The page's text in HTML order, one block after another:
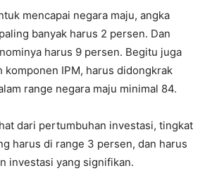
mencapai negara maju, angka
banyak harus 2 persen. Dan
harus 9 persen. Begitu juga
komponen IPM, harus didongkrak
range negara maju minimal 84.
dari pertumbuhan investasi, tingkat
harus di range 3 persen, dan harus
investasi yang signifikan.